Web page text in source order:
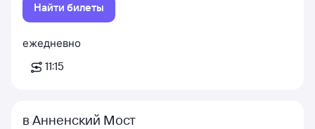
Найти билеты
ежедневно
11:15
в Анненский Мост